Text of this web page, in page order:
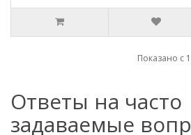
Показано с
Ответы на часто
задаваемые